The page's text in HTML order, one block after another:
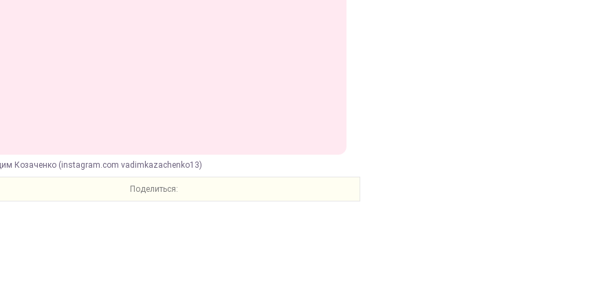
Козаченко (instagram.com vadimkazachenko13)
Поделиться: